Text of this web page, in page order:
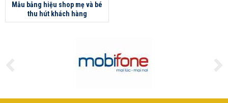
Mẫu bảng hiệu shop mẹ và bé
thu hút khách hàng